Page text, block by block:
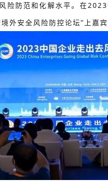
险防范和化解水平。在
外安全风险防控论坛”上嘉